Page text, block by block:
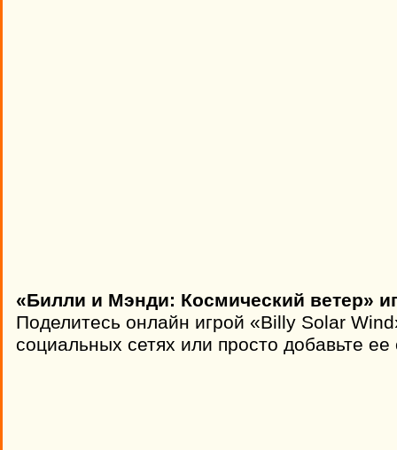
«Билли и Мэнди: Космический ветер»
Поделитесь онлайн игрой «Billy Solar
социальных сетях или просто добавьте ее